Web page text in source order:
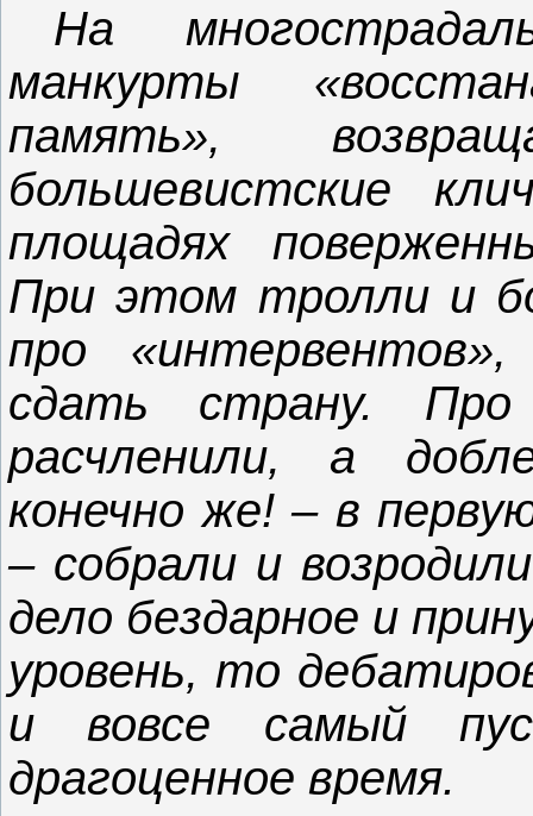
На
манкурты
память»,
большевистские
площадях
При этом тролли и
про
сдать страну.
расчленили, а
конечно же! – в
– собрали и
дело бездарное и
уровень, то
и вовсе самый
драгоценное время.